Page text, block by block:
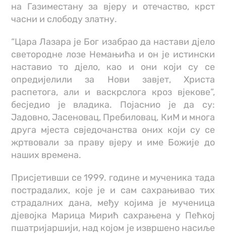
на Газиместану за вјеру и отечаство, крст
часни и слободу златну.
“Цара Лазара је Бог изабрао да настави дјело
светородне лозе Немањића и он је истински
наставио то дјело, као и они који су се
опредијелили за Нови завјет, Христа
распетога, али и васкрслога кроз вјекове”,
бесједио је владика. Појаснио је да су:
Јадовно, Јасеновац, Пребиловац, КиМ и многа
друга мјеста свједочанства оних који су се
жртвовали за праву вјеру и име Божије до
наших времена.
Присјетивши се 1999. године и мученика тада
пострадалих, које је и сам сахрањивао тих
страдалних дана, међу којима је мученица
дјевојка Марица Мирић сахрањена у Пећкој
пшатријаршији, над којом је извршено насиље